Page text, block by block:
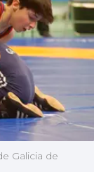
Galicia de